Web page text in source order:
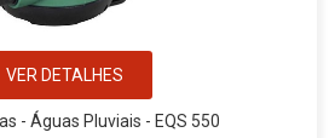
VER DETALHES
- Águas Pluviais - EQS 550